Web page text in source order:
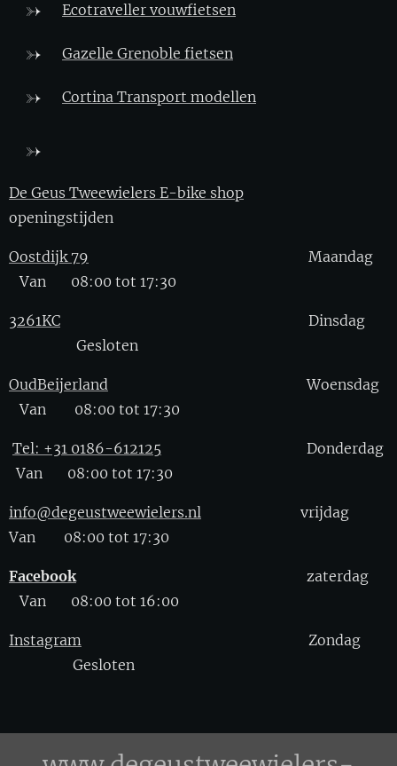
Ecotraveller vouwfietsen
Gazelle Grenoble fietsen
Cortina Transport modellen
De Geus Tweewielers E-bike shop
openingstijden
Oostdijk 79 Maandag
Van 08:00 tot 17:30
3261KC Dinsdag
Gesloten
OudBeijerland Woensdag
Van 08:00 tot 17:30
Tel: +31 0186-612125 Donderdag
Van 08:00 tot 17:30
info@degeustweewielers.nl vrijdag
Van 08:00 tot 17:30
Facebookzaterdag
Van 08:00 tot 16:00
Instagram Zondag
Gesloten